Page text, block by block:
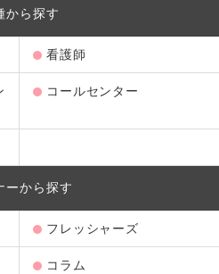
から探す
看護師
コールセンター
ーから探す
フレッシャーズ
コラム